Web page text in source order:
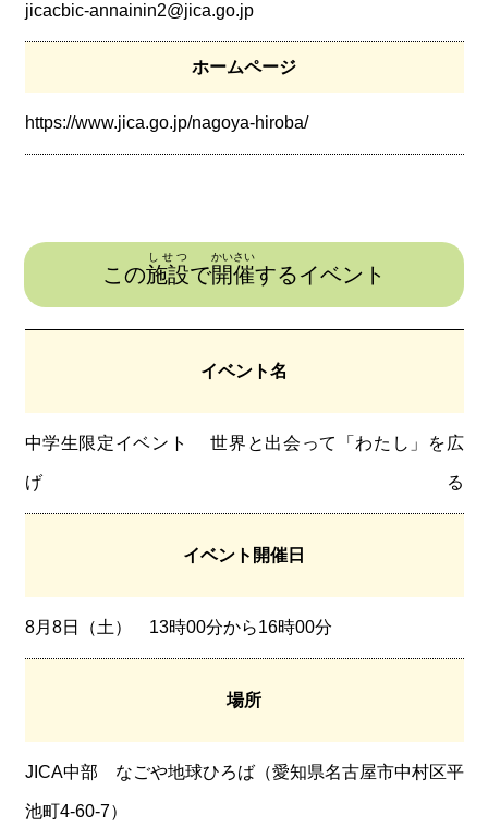
jicacbic-annainin2@jica.go.jp
ホームページ
https://www.jica.go.jp/nagoya-hiroba/
この施設
しせつ
で開催
かいさい
するイベント
イベント名
中学生限定イベント 世界と出会って「わたし」を広
げる
イベント開催日
8月8日（土） 13時00分から16時00分
場所
JICA中部 なごや地球ひろば（愛知県名古屋市中村区平
池町4-60-7）